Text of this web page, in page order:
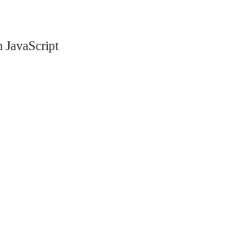
JavaScript